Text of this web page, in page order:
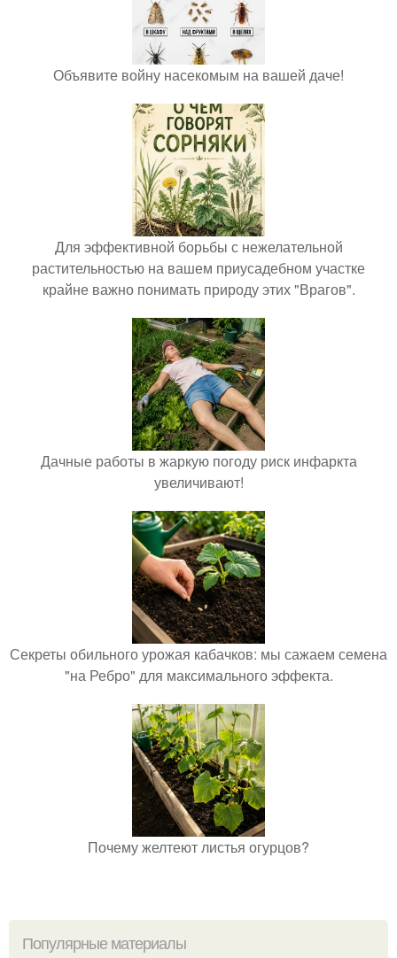
Объявите войну насекомым на вашей даче!
Для эффективной борьбы с нежелательной
растительностью на вашем приусадебном участке
крайне важно понимать природу этих "Врагов".
Дачные работы в жаркую погоду риск инфаркта
увеличивают!
Секреты обильного урожая кабачков: мы сажаем семена
"на Ребро" для максимального эффекта.
Почему желтеют листья огурцов?
Популярные материалы